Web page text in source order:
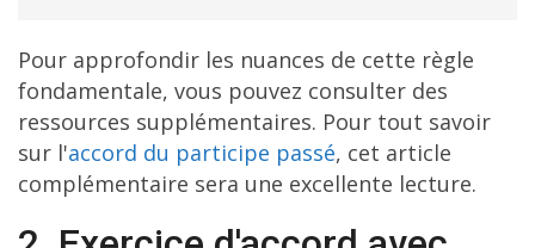
Pour approfondir les nuances de cette règle
fondamentale, vous pouvez consulter des
ressources supplémentaires. Pour tout savoir
sur l'accord du participe passé, cet article
complémentaire sera une excellente lecture.